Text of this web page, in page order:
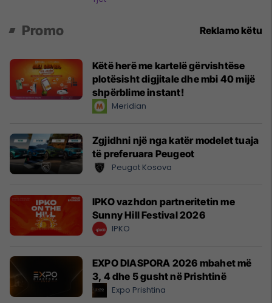
Promo Reklamo këtu
Këtë herë me kartelë gërvishtëse
plotësisht digjitale dhe mbi 40 mijë
shpërblime instant!
Meridian
Zgjidhni një nga katër modelet tuaja
të preferuara Peugeot
Peugot Kosova
IPKO vazhdon partneritetin me
Sunny Hill Festival 2026
IPKO
EXPO DIASPORA 2026 mbahet më
3, 4 dhe 5 gusht në Prishtinë
Expo Prishtina